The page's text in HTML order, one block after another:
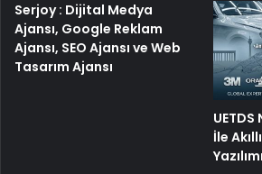
Serjoy : Dijital Medya
Ajansı, Google Reklam
Ajansı, SEO Ajansı ve Web
Tasarım Ajansı
İle
Yazılımı